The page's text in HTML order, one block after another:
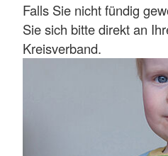
Falls Sie nicht fündig
Sie sich bitte direkt an
Kreisverband.